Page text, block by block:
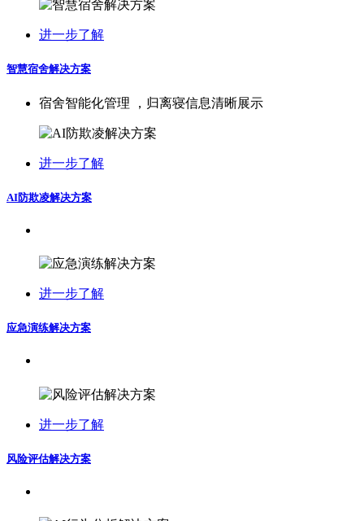
进一步了解
智慧宿舍解决方案
宿舍智能化管理 ，归离寝信息清晰展示
进一步了解
AI防欺凌解决方案
进一步了解
应急演练解决方案
进一步了解
风险评估解决方案